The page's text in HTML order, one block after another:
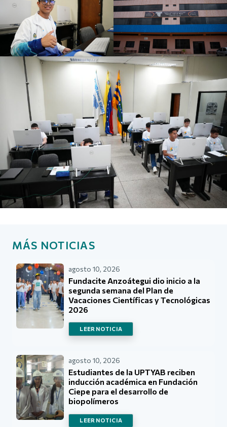
MÁS NOTICIAS
agosto 10, 2026
Fundacite Anzoátegui dio inicio a la
segunda semana del Plan de
Vacaciones Científicas y Tecnológicas
2026
LEER NOTICIA
agosto 10, 2026
Estudiantes de la UPTYAB reciben
inducción académica en Fundación
Ciepe para el desarrollo de
biopolímeros
LEER NOTICIA